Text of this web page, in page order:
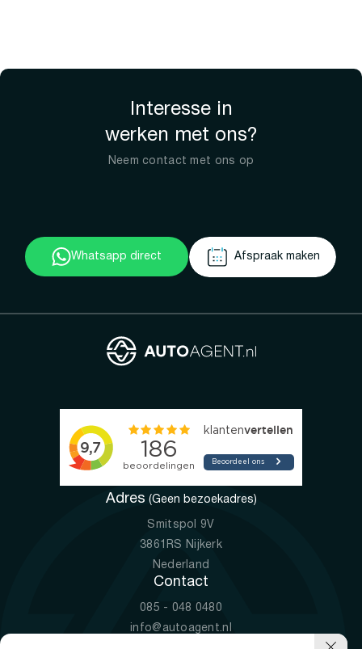
Interesse in
werken met ons?
Neem contact met ons op
Whatsapp direct Afspraak maken
Adres (Geen bezoekadres)
Smitspol 9V
3861RS Nijkerk
Nederland
Contact
085 - 048 0480
info@autoagent.nl